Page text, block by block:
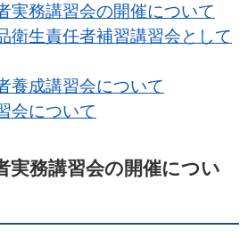
実務講習会の開催について
衛生責任者補習講習会として
養成講習会について
会について
実務講習会の開催につい